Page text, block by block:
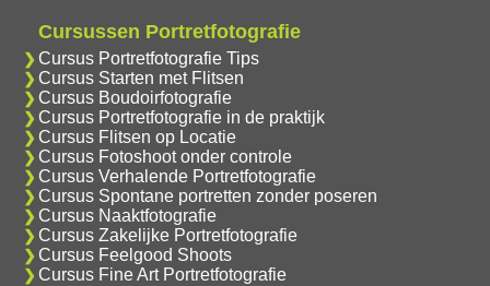
Cursussen Portretfotografie
Cursus Portretfotografie Tips
Cursus Starten met Flitsen
Cursus Boudoirfotografie
Cursus Portretfotografie in de praktijk
Cursus Flitsen op Locatie
Cursus Fotoshoot onder controle
Cursus Verhalende Portretfotografie
Cursus Spontane portretten zonder poseren
Cursus Naaktfotografie
Cursus Zakelijke Portretfotografie
Cursus Feelgood Shoots
Cursus Fine Art Portretfotografie